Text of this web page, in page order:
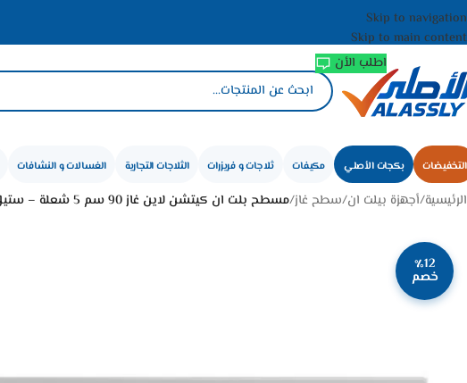
Skip to navigation
Skip to main content
اطلب الأن
التخفيضات بكجات الأصلي مكيفات ثلاجات و فريزرات الثلاجات التجارية الغسالات و النشافات
الرئيسية/أجهزة بيلت ان/سطح غاز/مسطح بلت ان كيتشن لاين غاز 90 سم 5 شعلة – ستيل KLQ905VTAV
٪12
خصم